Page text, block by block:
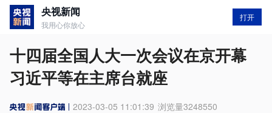
央视新闻
我用心你放心
打开
十四届全国人大一次会议在京开幕
习近平等在主席台就座
2023-03-05 11:01:39 浏览量3248550